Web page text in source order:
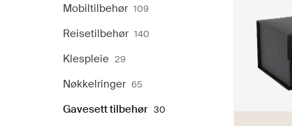
Mobiltilbehør 109
Reisetilbehør 140
Klespleie 29
Nøkkelringer 65
Gavesett tilbehør 30